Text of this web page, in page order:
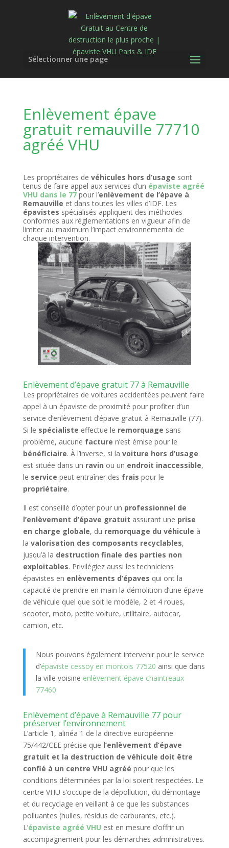
Sélectionner une page
Enlèvement épave
gratuit remauville 77710
agréé VHU
Les propriétaires de véhicules hors d’usage sont
tenus de faire appel aux services d’un épaviste agréé
VHU dans le 77pour l’enlèvement de l’épave à
Remauville et dans toutes les villes d’IDF. Les
épavistes spécialisés appliquent des méthodes
conformes aux réglementations en vigueur afin de
limiter au maximum l’impact environnemental de
chaque intervention.
Enlèvement d’épave gratuit 77 à Remauville
Les propriétaires de voitures accidentées peuvent faire
appel à un épaviste de proximité pour profiter d’un
service d’enlèvement d’épave gratuit à Remauville (77).
Si le spécialiste effectue le remorquage sans
problème, aucune facture n’est émise pour le
bénéficiaire. À l’inverse, si la voiture hors d’usage
est située dans un ravin ou un endroit inaccessible,
le service peut entraîner des frais pour le
propriétaire.
Il est conseillé d’opter pour un professionnel de
l’enlèvement d’épave gratuit assurant une prise
en charge globale, du remorquage du véhicule à
la valorisation des composants recyclables,
jusqu’à la destruction finale des parties non
exploitables. Privilégiez aussi les techniciens
épavistes en enlèvements d’épaves qui ont la
capacité de prendre en main la démolition d’une épave
de véhicule quel que soit le modèle, 2 et 4 roues,
scooter, moto, petite voiture, utilitaire, autocar,
camion, etc.
Nous pouvons également intervenir pour le service
d’épaviste cessoy en montois 77520 ainsi que dans
la ville voisine enlèvement épave chaintreaux
77460
Enlèvement d’épave à Remauville 77 pour
préserver l’environnement
L’article 1, alinéa 1 de la directive européenne
75/442/CEE précise que l’enlèvement d’épave
gratuit et la destruction de véhicule doit être
confié à un centre VHU agréé pour que les
conditions déterminées par la loi soient respectées. Le
centre VHU s’occupe de la dépollution, du démontage
et du recyclage en veillant à ce que les substances
polluantes (huiles, résidus de carburants, etc.).
L’épaviste agréé VHU est en mesure d’offrir un
accompagnement pour les démarches administratives.